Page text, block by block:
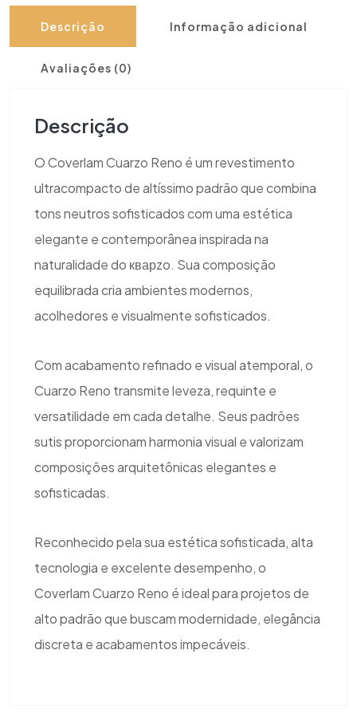
Descrição Informação adicional
Avaliações (0)
Descrição
O Coverlam Cuarzo Reno é um revestimento
ultracompacto de altíssimo padrão que combina
tons neutros sofisticados com uma estética
elegante e contemporânea inspirada na
naturalidade do кварzo. Sua composição
equilibrada cria ambientes modernos,
acolhedores e visualmente sofisticados.
Com acabamento refinado e visual atemporal, o
Cuarzo Reno transmite leveza, requinte e
versatilidade em cada detalhe. Seus padrões
sutis proporcionam harmonia visual e valorizam
composições arquitetônicas elegantes e
sofisticadas.
Reconhecido pela sua estética sofisticada, alta
tecnologia e excelente desempenho, o
Coverlam Cuarzo Reno é ideal para projetos de
alto padrão que buscam modernidade, elegância
discreta e acabamentos impecáveis.